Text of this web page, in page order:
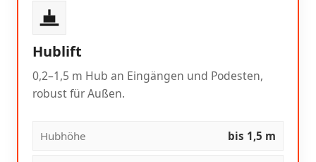
Hublift
0,2–1,5 m Hub an Eingängen und Podesten,
robust für Außen.
Hubhöhe bis 1,5 m